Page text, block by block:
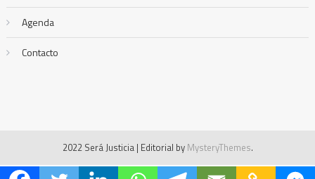
Agenda
Contacto
2022 Será Justicia | Editorial by MysteryThemes.